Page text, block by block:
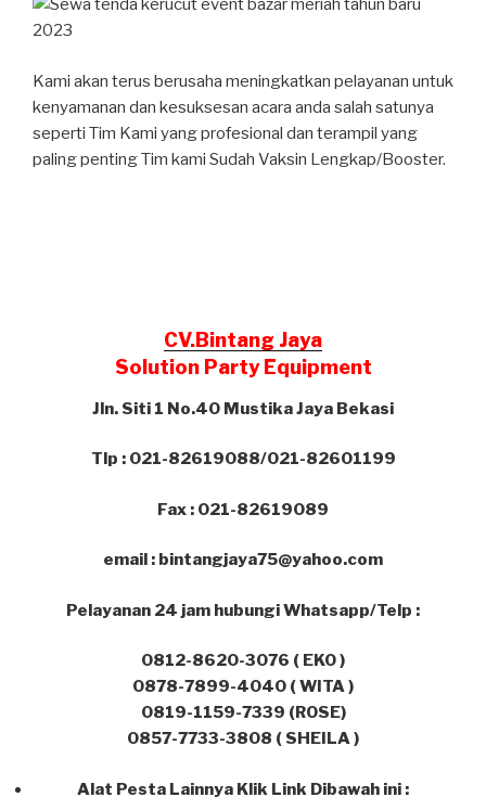
Kami akan terus berusaha meningkatkan pelayanan untuk
kenyamanan dan kesuksesan acara anda salah satunya
seperti Tim Kami yang profesional dan terampil yang
paling penting Tim kami Sudah Vaksin Lengkap/Booster.
CV.Bintang Jaya
Solution Party Equipment
Jln. Siti 1 No.40 Mustika Jaya Bekasi
Tlp : 021-82619088/021-82601199
Fax : 021-82619089
email : bintangjaya75@yahoo.com
Pelayanan 24 jam hubungi Whatsapp/Telp :
0812-8620-3076 ( EKO )
0878-7899-4040 ( WITA )
0819-1159-7339 (ROSE)
0857-7733-3808 ( SHEILA )
Alat Pesta Lainnya Klik Link Dibawah ini :